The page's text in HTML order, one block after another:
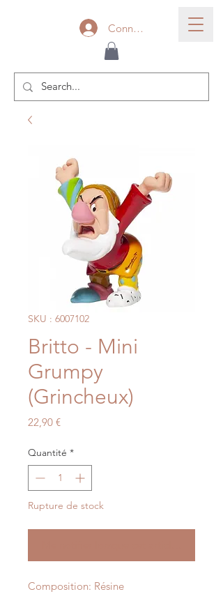
Connexion
SKU : 6007102
Britto - Mini
Grumpy
(Grincheux)
22,90 €Prix
Quantité *
Rupture de stock
Composition: Résine